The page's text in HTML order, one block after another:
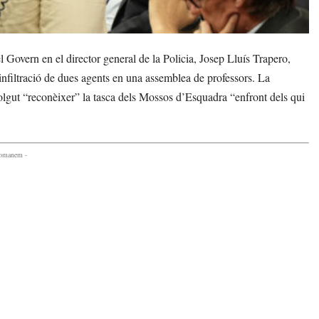
en el director general de la Policia, Josep Lluís Trapero,
de dues agents en una assemblea de professors. La
“reconèixer” la tasca dels Mossos d’Esquadra “enfront dels qui
-